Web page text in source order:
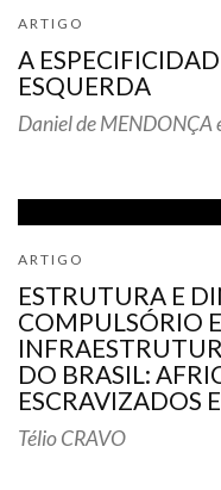
ARTIGO
A
ESQUERDA
Daniel de MENDONÇA
ARTIGO
ESTRUTURA E
COMPULSÓRIO
DO BRASIL:
ESCRAVIZADOS
Télio CRAVO